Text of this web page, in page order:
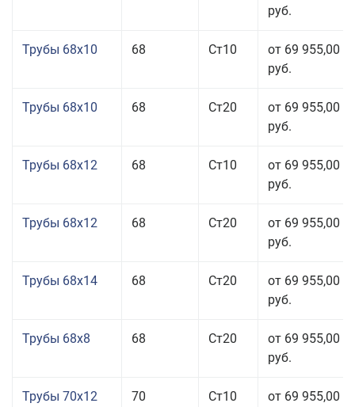
руб.
Трубы 68x10 68 Ст10
от 69 955,00
руб.
Трубы 68x10 68 Ст20
от 69 955,00
руб.
Трубы 68x12 68 Ст10
от 69 955,00
руб.
Трубы 68x12 68 Ст20
от 69 955,00
руб.
Трубы 68x14 68 Ст20
от 69 955,00
руб.
Трубы 68x8 68 Ст20
от 69 955,00
руб.
Трубы 70x12 70 Ст10
от 69 955,00